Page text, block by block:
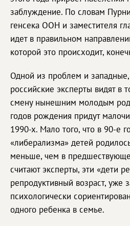
заблуждение. По словам
генсека ООН и заместителя
идет в правильном
которой это происходит,
Одной из проблем и
российские эксперты видят в
смену нынешним молодым
годов рождения придут
1990-х. Мало того, что в 90-е
«либерализма» детей
меньше, чем в
считают эксперты, эти «дети
репродуктивный возраст, уже
психологически
одного ребенка в семье.